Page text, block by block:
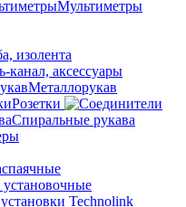
Мультиметры
изолента
канал, аксессуары
Металлорукав
Розетки
Спиральные рукава